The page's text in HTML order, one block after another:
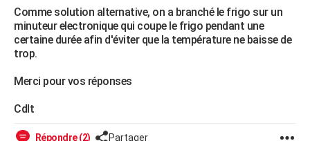
PHOTO
GUIDES D'ACHAT
BONS PLANS
CARTE DE VOEUX
Carte de Noël
Carte Bonne année
Carte Saint-Valentin
Carte Pâques
Carte d'anniversaire
Comme solution alternative, on a branché le frigo sur un
minuteur electronique qui coupe le frigo pendant une
certaine durée afin d'éviter que la température ne baisse de
trop.
Merci pour vos réponses
Cdlt
Répondre (2) Partager